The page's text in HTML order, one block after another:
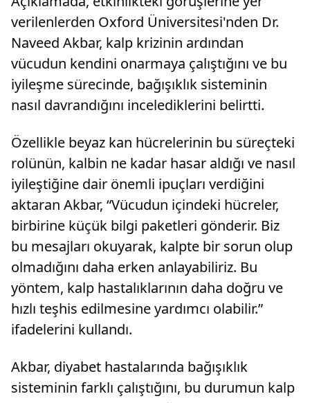
verilenlerden Oxford Üniversitesi'nden Dr.
Naveed Akbar, kalp krizinin ardından
vücudun kendini onarmaya çalıştığını ve bu
iyileşme sürecinde, bağışıklık sisteminin
nasıl davrandığını incelediklerini belirtti.
Özellikle beyaz kan hücrelerinin bu süreçteki
rolünün, kalbin ne kadar hasar aldığı ve nasıl
iyileştiğine dair önemli ipuçları verdiğini
aktaran Akbar, “Vücudun içindeki hücreler,
birbirine küçük bilgi paketleri gönderir. Biz
bu mesajları okuyarak, kalpte bir sorun olup
olmadığını daha erken anlayabiliriz. Bu
yöntem, kalp hastalıklarının daha doğru ve
hızlı teşhis edilmesine yardımcı olabilir.”
ifadelerini kullandı.
Akbar, diyabet hastalarında bağışıklık
sisteminin farklı çalıştığını, bu durumun kalp